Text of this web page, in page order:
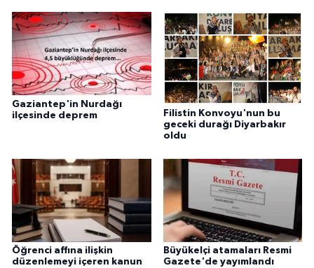
Gaziantep'in Nurdağı
ilçesinde deprem
Filistin Konvoyu'nun bu
geceki durağı Diyarbakır
oldu
Öğrenci affına ilişkin
düzenlemeyi içeren kanun
Büyükelçi atamaları Resmi
Gazete'de yayımlandı